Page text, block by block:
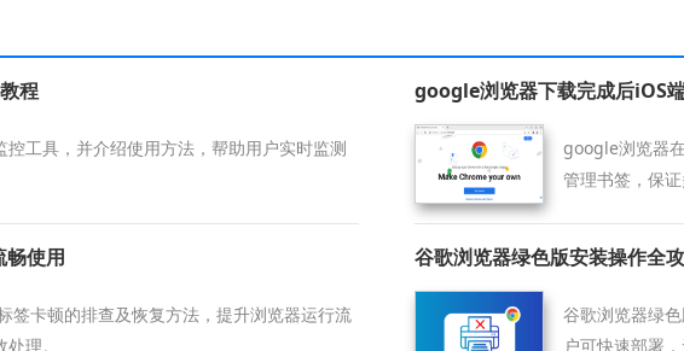
程
控工具，并介绍使用方法，帮助用户实时监测
google浏览器下载完成后iOS
google浏览器
管理书签，保
使用
签卡顿的排查及恢复方法，提升浏览器运行流
理。
谷歌浏览器绿色版安装操作全
谷歌浏览器绿
户可快速部署